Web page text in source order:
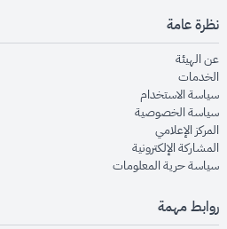
نظرة عامة
عن الهيئةopens in new window
الخدماتopens in new window
سياسة الاستخدام
سياسة الخصوصيةopens in new window
المركز الإعلاميopens in new window
المشاركة الإلكترونيةopens in new window
سياسة حرية المعلوماتopens in new window
روابط مهمة